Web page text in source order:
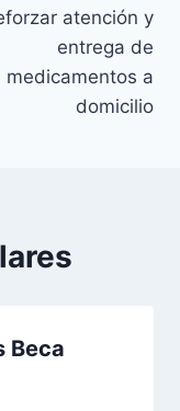
atención y
entrega de
medicamentos a
domicilio
Beca